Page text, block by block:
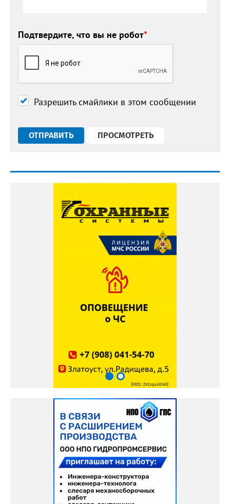
Подтвердите, что вы не робот*
Разрешить смайлики в этом сообщении